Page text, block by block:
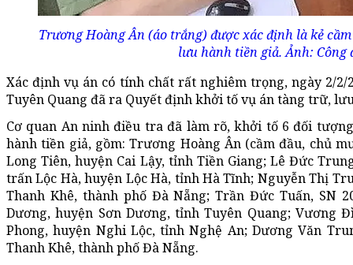
Trương Hoàng Ân (áo trắng) được xác định là kẻ
lưu hành tiền giả. Ảnh: Công
Xác định vụ án có tính chất rất nghiêm trọng, ngày 2/
Tuyên Quang đã ra Quyết định khởi tố vụ án tàng trữ,
Cơ quan An ninh điều tra đã làm rõ, khởi tố 6 đối
hành tiền giả, gồm: Trương Hoàng Ân (cầm đầu, chủ
Long Tiên, huyện Cai Lậy, tỉnh Tiền Giang; Lê Đức
trấn Lộc Hà, huyện Lộc Hà, tỉnh Hà Tĩnh; Nguyễn Thị
Thanh Khê, thành phố Đà Nẵng; Trần Đức Tuấn, SN
Dương, huyện Sơn Dương, tỉnh Tuyên Quang; Vương
Phong, huyện Nghi Lộc, tỉnh Nghệ An; Dương Văn
Thanh Khê, thành phố Đà Nẵng.